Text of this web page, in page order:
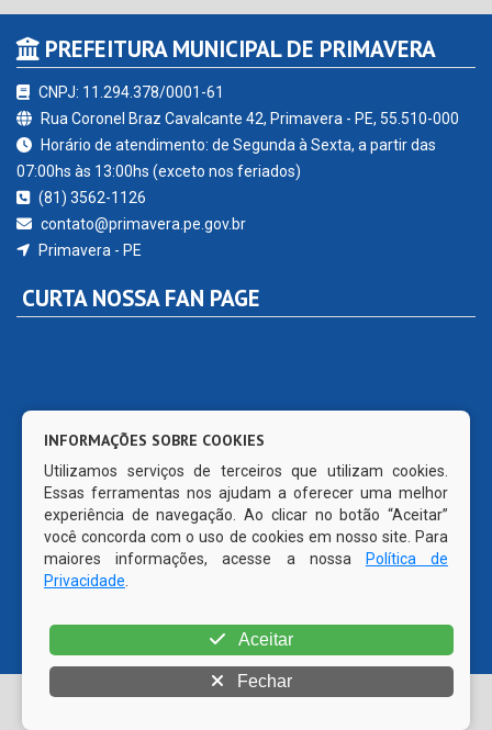
PREFEITURA MUNICIPAL DE PRIMAVERA
CNPJ: 11.294.378/0001-61
Rua Coronel Braz Cavalcante 42, Primavera - PE, 55.510-000
Horário de atendimento: de Segunda à Sexta, a partir das
07:00hs às 13:00hs (exceto nos feriados)
(81) 3562-1126
contato@primavera.pe.gov.br
Primavera - PE
CURTA NOSSA FAN PAGE
© Copyright 2026 Prefeitura Municipal de Primavera | Todos
INFORMAÇÕES SOBRE COOKIES
Utilizamos serviços de terceiros que utilizam cookies.
Essas ferramentas nos ajudam a oferecer uma melhor
experiência de navegação. Ao clicar no botão “Aceitar”
você concorda com o uso de cookies em nosso site. Para
maiores informações, acesse a nossa
Política de
Privacidade
Aceitar
Fechar